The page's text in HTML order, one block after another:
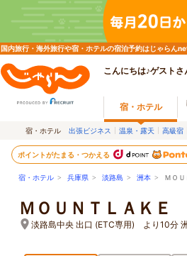
国内旅行・海外旅行や宿・ホテルの宿泊予約はじゃらん
こんにちは♪ゲストさ
宿・ホテル
宿・ホテル 出張ビジネス 温泉・露天 高級宿
ポイントがたまる・つかえる
宿・ホテル > 兵庫県 > 淡路島 > 洲本 > ＭＯＵ
ＭＯＵＮＴＬＡＫ
淡路島中央 出口 (ETC専用) より10分